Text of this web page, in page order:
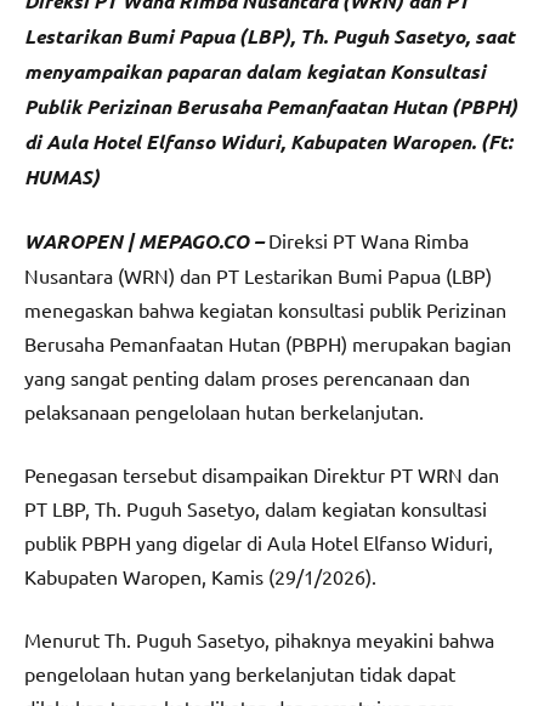
Lestarikan Bumi Papua (LBP), Th. Puguh Sasetyo, saat
menyampaikan paparan dalam kegiatan Konsultasi
Publik Perizinan Berusaha Pemanfaatan Hutan (PBPH)
di Aula Hotel Elfanso Widuri, Kabupaten Waropen. (Ft:
HUMAS)
WAROPEN | MEPAGO.CO – Direksi PT Wana Rimba
Nusantara (WRN) dan PT Lestarikan Bumi Papua (LBP)
menegaskan bahwa kegiatan konsultasi publik Perizinan
Berusaha Pemanfaatan Hutan (PBPH) merupakan bagian
yang sangat penting dalam proses perencanaan dan
pelaksanaan pengelolaan hutan berkelanjutan.
Penegasan tersebut disampaikan Direktur PT WRN dan
PT LBP, Th. Puguh Sasetyo, dalam kegiatan konsultasi
publik PBPH yang digelar di Aula Hotel Elfanso Widuri,
Kabupaten Waropen, Kamis (29/1/2026).
Menurut Th. Puguh Sasetyo, pihaknya meyakini bahwa
pengelolaan hutan yang berkelanjutan tidak dapat